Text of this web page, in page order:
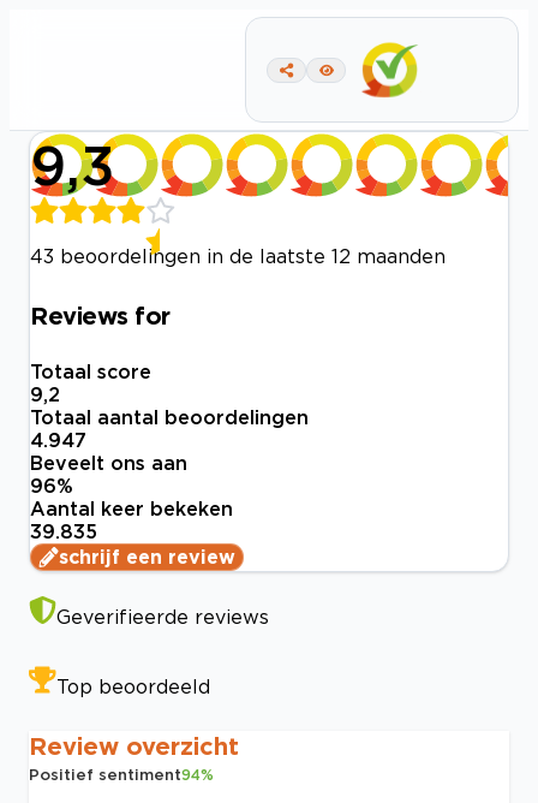
9,3
43 beoordelingen in de laatste 12 maanden
Reviews for
Totaal score
9,2
Totaal aantal beoordelingen
4.947
Beveelt ons aan
96%
Aantal keer bekeken
39.835
schrijf een review
Geverifieerde reviews
Top beoordeeld
Review overzicht
Positief sentiment94%